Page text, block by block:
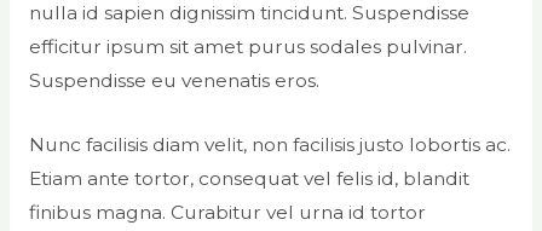
nulla id sapien dignissim tincidunt. Suspendisse
efficitur ipsum sit amet purus sodales pulvinar.
Suspendisse eu venenatis eros.
Nunc facilisis diam velit, non facilisis justo lobortis ac.
Etiam ante tortor, consequat vel felis id, blandit
finibus magna. Curabitur vel urna id tortor